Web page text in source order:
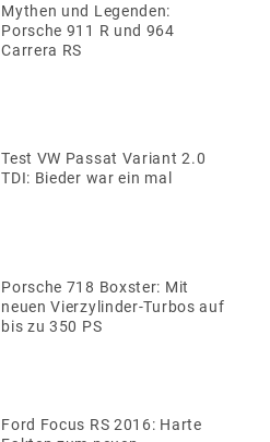
Mythen und Legenden:
Porsche 911 R und 964
Carrera RS
Test VW Passat Variant 2.0
TDI: Bieder war ein mal
Porsche 718 Boxster: Mit
neuen Vierzylinder-Turbos auf
bis zu 350 PS
Ford Focus RS 2016: Harte